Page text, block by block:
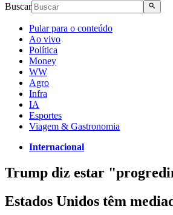
Buscar
Pular para o conteúdo
Ao vivo
Política
Money
WW
Agro
Infra
IA
Esportes
Viagem & Gastronomia
Internacional
Trump diz estar
Estados Unidos têm